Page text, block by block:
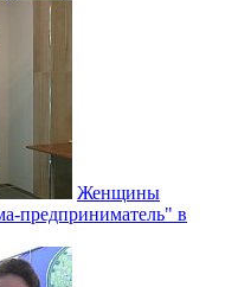
Женщины
предприниматель" в